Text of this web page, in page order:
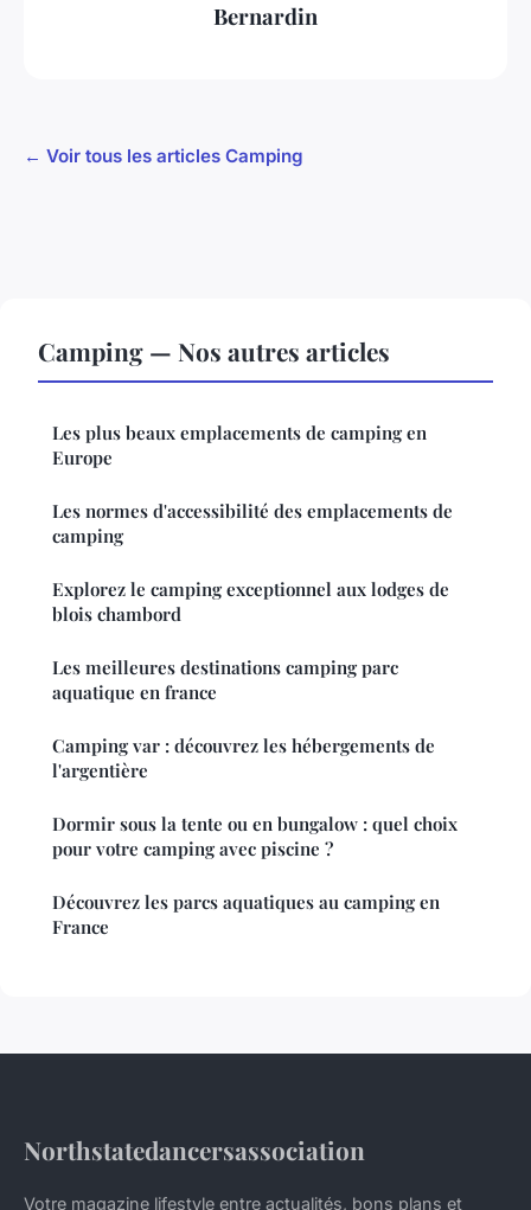
Bernardin
← Voir tous les articles Camping
Camping — Nos autres articles
Les plus beaux emplacements de camping en
Europe
Les normes d'accessibilité des emplacements de
camping
Explorez le camping exceptionnel aux lodges de
blois chambord
Les meilleures destinations camping parc
aquatique en france
Camping var : découvrez les hébergements de
l'argentière
Dormir sous la tente ou en bungalow : quel choix
pour votre camping avec piscine ?
Découvrez les parcs aquatiques au camping en
France
Northstatedancersassociation
Votre magazine lifestyle entre actualités, bons plans et